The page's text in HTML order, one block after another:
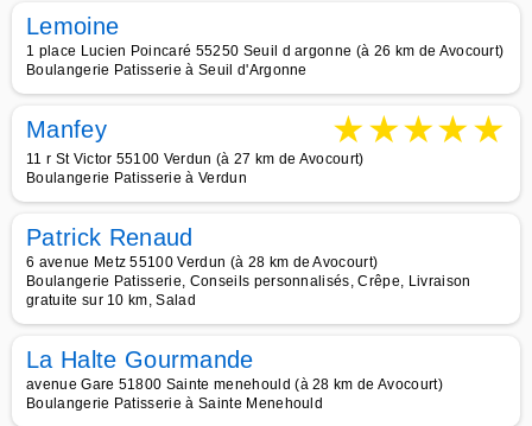
Lemoine
1 place Lucien Poincaré 55250 Seuil d argonne (à 26 km de Avocourt)
Boulangerie Patisserie à Seuil d'Argonne
Manfey ★★★★★
11 r St Victor 55100 Verdun (à 27 km de Avocourt)
Boulangerie Patisserie à Verdun
Patrick Renaud
6 avenue Metz 55100 Verdun (à 28 km de Avocourt)
Boulangerie Patisserie, Conseils personnalisés, Crêpe, Livraison
gratuite sur 10 km, Salad
La Halte Gourmande
avenue Gare 51800 Sainte menehould (à 28 km de Avocourt)
Boulangerie Patisserie à Sainte Menehould